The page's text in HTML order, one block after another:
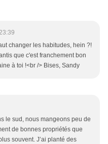
changer les habitudes, hein ?!
que c'est franchement bon
à toi !<br /> Bises, Sandy
le sud, nous mangeons peu de
de bonnes propriétés que
souvent. J’ai planté des